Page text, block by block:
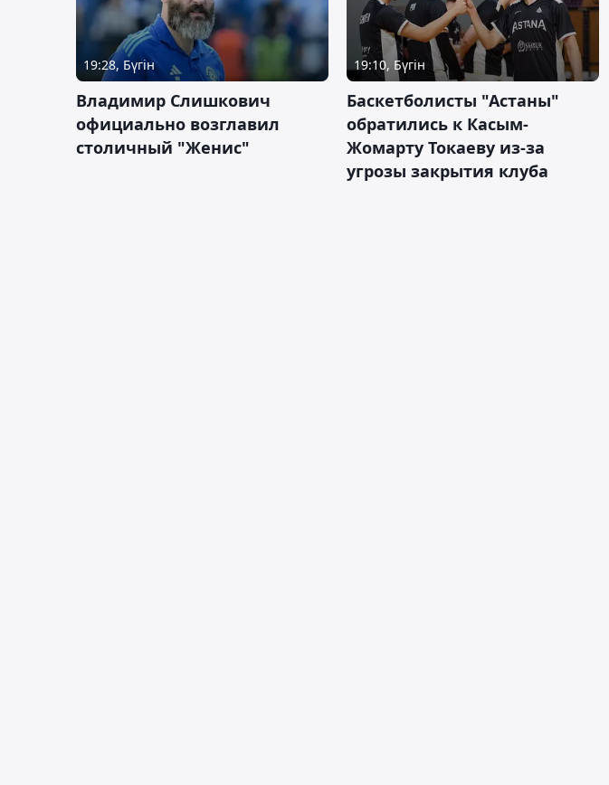
19:28, Бүгін
Владимир Слишкович
официально возглавил
столичный "Женис"
19:10, Бүгін
Баскетболисты "Астаны"
обратились к Касым-
Жомарту Токаеву из-за
угрозы закрытия клуба